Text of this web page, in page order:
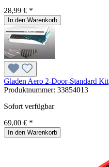
28,99 € *
In den Warenkorb
Gladen Aero 2-Door-Standard Kit
Produktnummer: 33854013
Sofort verfügbar
69,00 € *
In den Warenkorb